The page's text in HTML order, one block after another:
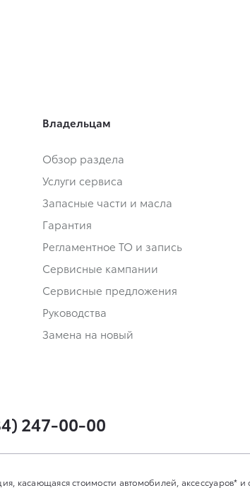
Владельцам
Обзор раздела
Услуги сервиса
Запасные части и масла
Гарантия
Регламентное ТО и запись
Сервисные кампании
Сервисные предложения
Руководства
Замена на новый
247-00-00
касающаяся стоимости автомобилей,